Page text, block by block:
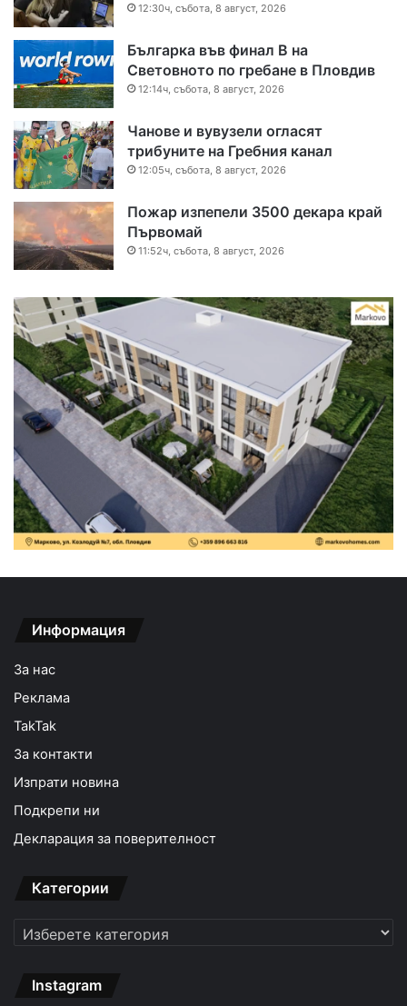
12:30ч, събота, 8 август, 2026
Българка във финал B на
Световното по гребане в Пловдив
12:14ч, събота, 8 август, 2026
Чанове и вувузели огласят
трибуните на Гребния канал
12:05ч, събота, 8 август, 2026
Пожар изпепели 3500 декара край
Първомай
11:52ч, събота, 8 август, 2026
Информация
За нас
Реклама
TakTak
За контакти
Изпрати новина
Подкрепи ни
Декларация за поверителност
Категории
Категории
Instagram